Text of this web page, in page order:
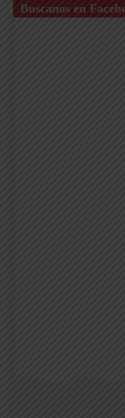
Buscanos en